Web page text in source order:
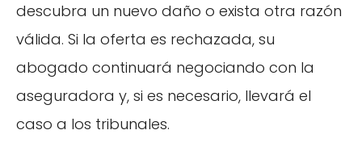
descubra un nuevo daño o exista otra razón
válida. Si la oferta es rechazada, su
abogado continuará negociando con la
aseguradora y, si es necesario, llevará el
caso a los tribunales.